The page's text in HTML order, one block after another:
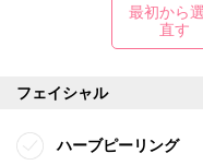
最初から
直す
フェイシャル
ハーブピーリング